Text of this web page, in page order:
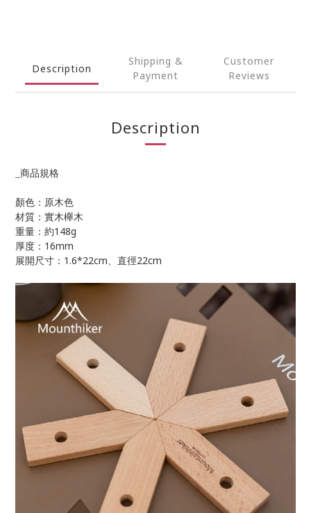
Description
Shipping &
Payment
Customer
Reviews
Description
商品規格
顏色：原木色
材質：實木櫸木
重量：約148g
厚度： 16mm
展開尺寸： 1.6*22cm、直徑22cm